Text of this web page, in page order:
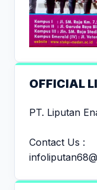
OFFICIAL
PT. Liputan
Contact Us :